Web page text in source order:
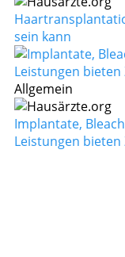
sein kann
Allgemein
Implantate,
Leistungen bieten